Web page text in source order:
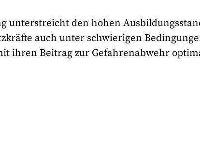
unterstreicht den hohen
auch unter schwierigen
ihren Beitrag zur Gefahrenabwehr